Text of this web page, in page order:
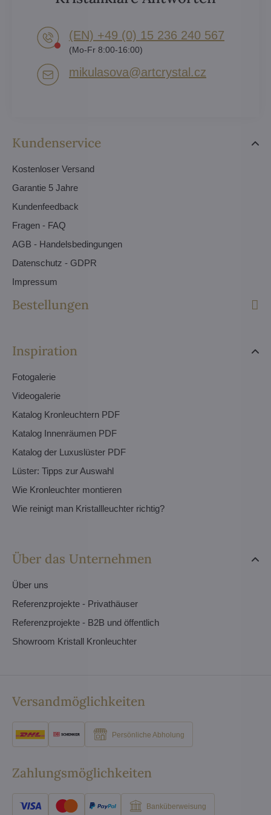
Kundenservice
Kostenloser Versand
Garantie 5 Jahre
Kundenfeedback
Fragen - FAQ
AGB - Handelsbedingungen
Datenschutz - GDPR
Impressum
Bestellungen
Inspiration
Fotogalerie
Videogalerie
Katalog Kronleuchtern PDF
Katalog Innenräumen PDF
Katalog der Luxuslüster PDF
Lüster: Tipps zur Auswahl
Wie Kronleuchter montieren
Wie reinigt man Kristallleuchter richtig?
Über das Unternehmen
Über uns
Referenzprojekte - Privathäuser
Referenzprojekte - B2B und öffentlich
Showroom Kristall Kronleuchter
(EN) +49 (0) 15 236 240 567
(Mo-Fr 8:00-16:00)
mikulasova​@artcrystal​.cz
Versandmöglichkeiten
Persönliche Abholung
Zahlungsmöglichkeiten
Banküberweisung